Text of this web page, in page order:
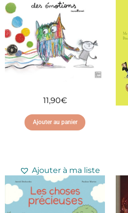
11,90€
Ajouter au panier
Ajouter à ma liste
d'envies